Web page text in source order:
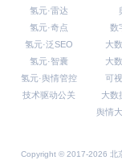
氢元·雷达
氢元·奇点
氢元·泛SEO
氢元·智囊
氢元·舆情管控
技术驱动公关
数
大
大
可
大数
舆情
Copyright © 2017-2026 北